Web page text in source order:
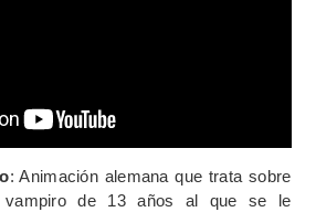
: Animación alemana que trata sobre
vampiro de 13 años al que se le